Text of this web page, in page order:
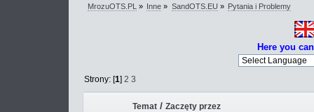
MrozuOTS.PL » Inne » SandOTS.EU » Pytania i Problemy
Here you
Strony: [1]2 3
Temat/ Zaczęty przez